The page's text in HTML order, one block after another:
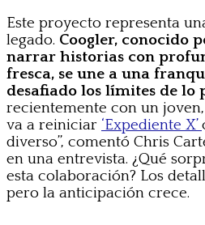
Este proyecto representa
legado. Coogler, conocido
narrar historias con
fresca, se une a una
desafiado los límites de lo
recientemente con un
va a reiniciar ‘Expediente X’
diverso”, comentó Chris
en una entrevista. ¿Qué
esta colaboración? Los
pero la anticipación crece.